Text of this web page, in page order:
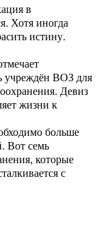
в
Хотя иногда
истину.
учреждён ВОЗ для
Девиз
жизни к
больше
Вот семь
которые
с